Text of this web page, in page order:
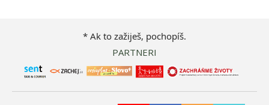
* Ak to zažiješ, pochopíš.
PARTNERI